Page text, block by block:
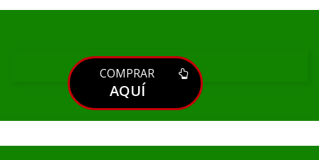
COMPRAR
AQUÍ